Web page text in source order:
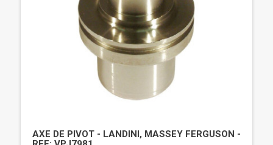
AXE DE PIVOT - LANDINI, MASSEY FERGUSON -